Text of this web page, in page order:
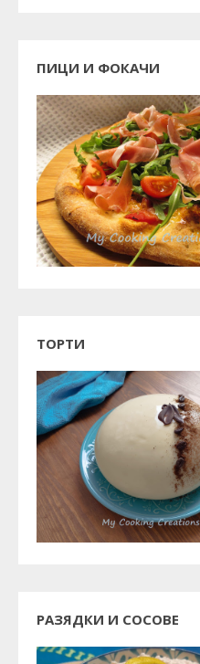
ПИЦИ И ФОКАЧИ
ТОРТИ
РАЗЯДКИ И СОСОВЕ